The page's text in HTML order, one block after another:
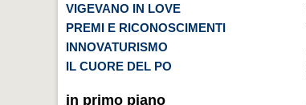
VIGEVANO IN LOVE
PREMI E RICONOSCIMENTI
INNOVATURISMO
IL CUORE DEL PO
in primo piano